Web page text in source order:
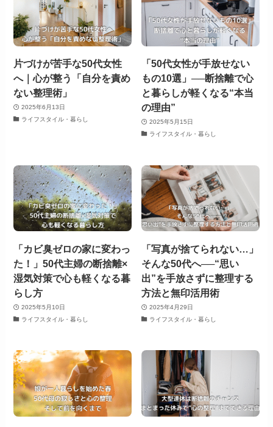
片づけが苦手な50代女性
へ｜心が整う「自分を責め
ない整理術」
2025年6月13日
ライフスタイル・暮らし
「50代女性が手放せない
もの10選」──断捨離で心
と暮らしが軽くなる“本当
の理由”
2025年5月15日
ライフスタイル・暮らし
「カビ臭ゼロの家に変わっ
た！」50代主婦の断捨離×
湿気対策で心も軽くなる暮
らし方
2025年5月10日
ライフスタイル・暮らし
「写真が捨てられない…」
そんな50代へ──“思い
出”を手放さずに整理する
方法と無印活用術
2025年4月29日
ライフスタイル・暮らし